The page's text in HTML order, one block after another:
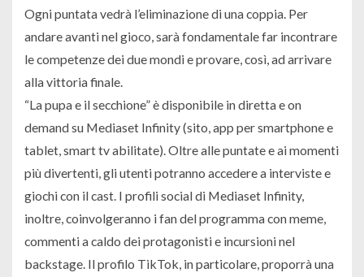
Ogni puntata vedrà l’eliminazione di una coppia. Per
andare avanti nel gioco, sarà fondamentale far incontrare
le competenze dei due mondi e provare, così, ad arrivare
alla vittoria finale.
“La pupa e il secchione” è disponibile in diretta e on
demand su Mediaset Infinity (sito, app per smartphone e
tablet, smart tv abilitate). Oltre alle puntate e ai momenti
più divertenti, gli utenti potranno accedere a interviste e
giochi con il cast. I profili social di Mediaset Infinity,
inoltre, coinvolgeranno i fan del programma con meme,
commenti a caldo dei protagonisti e incursioni nel
backstage. Il profilo TikTok, in particolare, proporrà una